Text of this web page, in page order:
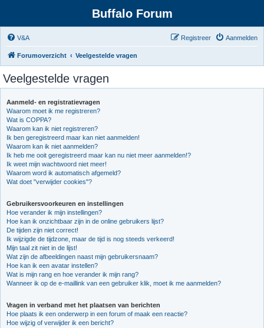
Buffalo Forum
V&A Aanmelden
Registreer
Forumoverzicht Veelgestelde vragen
Veelgestelde vragen
Aanmeld- en registratievragen
Waarom moet ik me registreren?
Wat is COPPA?
Waarom kan ik niet registreren?
Ik ben geregistreerd maar kan niet aanmelden!
Waarom kan ik niet aanmelden?
Ik heb me ooit geregistreerd maar kan nu niet meer aanmelden!?
Ik weet mijn wachtwoord niet meer!
Waarom word ik automatisch afgemeld?
Wat doet "verwijder cookies"?
Gebruikersvoorkeuren en instellingen
Hoe verander ik mijn instellingen?
Hoe kan ik onzichtbaar zijn in de online gebruikers lijst?
De tijden zijn niet correct!
Ik wijzigde de tijdzone, maar de tijd is nog steeds verkeerd!
Mijn taal zit niet in de lijst!
Wat zijn de afbeeldingen naast mijn gebruikersnaam?
Hoe kan ik een avatar instellen?
Wat is mijn rang en hoe verander ik mijn rang?
Wanneer ik op de e-maillink van een gebruiker klik, moet ik me aanmelden?
Vragen in verband met het plaatsen van berichten
Hoe plaats ik een onderwerp in een forum of maak een reactie?
Hoe wijzig of verwijder ik een bericht?